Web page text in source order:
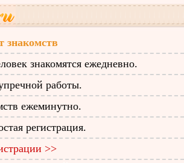
знакомств
знакомятся ежедневно.
работы.
ежеминутно.
регистрация.
>>